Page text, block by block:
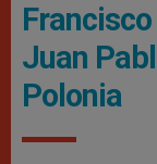
Juan
Polonia